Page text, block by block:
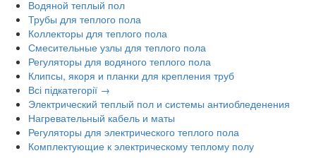
Водяной теплый пол
Трубы для теплого пола
Коллекторы для теплого пола
Смесительные узлы для теплого пола
Регуляторы для водяного теплого пола
Клипсы, якоря и планки для крепления труб
Всі підкатегорії →
Электрический теплый пол и системы антиобледенения
Нагревательный кабель и маты
Регуляторы для электрического теплого пола
Комплектующие к электрическому теплому полу